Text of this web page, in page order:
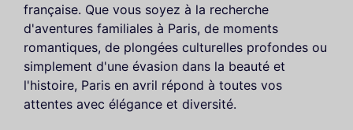
française. Que vous soyez à la recherche
d'aventures familiales à Paris, de moments
romantiques, de plongées culturelles profondes ou
simplement d'une évasion dans la beauté et
l'histoire, Paris en avril répond à toutes vos
attentes avec élégance et diversité.